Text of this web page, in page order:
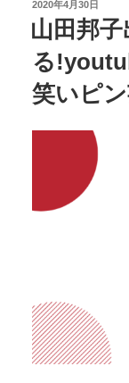
投
稿
2020年4月30日
山田邦
る
笑いピ